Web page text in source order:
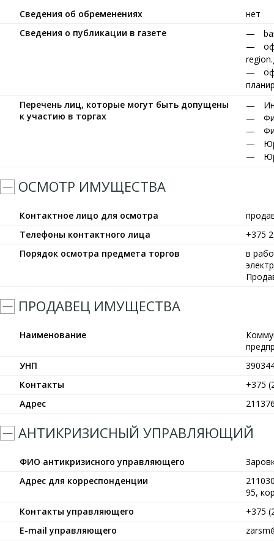
Сведения об обременениях
нет
Сведения о публикации в газете
Перечень лиц, которые могут быть допущены
к участию в торгах
ОСМОТР ИМУЩЕСТВА
Контактное лицо для осмотра
Телефоны контактного лица
+375
Порядок осмотра предмета торгов
в
ПРОДАВЕЦ ИМУЩЕСТВА
Наименование
УНП
Контакты
+375
Адрес
АНТИКРИЗИСНЫЙ УПРАВЛЯЮЩИЙ
ФИО антикризисного управляющего
Адрес для корреспонденции
95,
Контакты управляющего
+375
E-mail управляющего